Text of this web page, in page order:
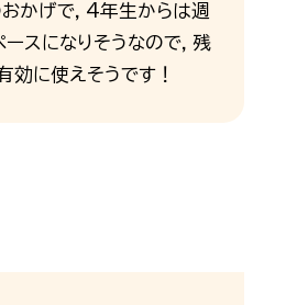
おかげで，4年生からは週
スになりそうなので，残
効に使えそうです！